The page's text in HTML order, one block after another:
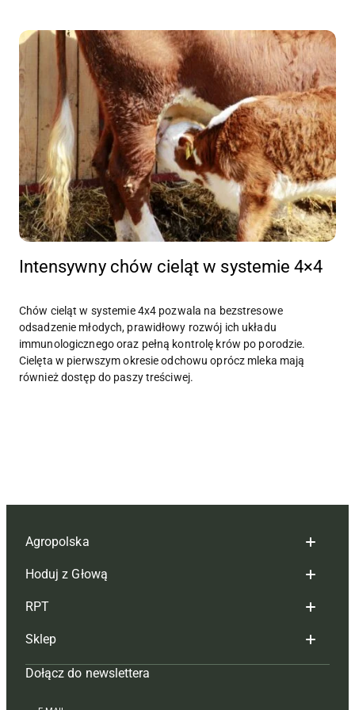
Intensywny chów cieląt w systemie 4×4
Chów cieląt w systemie 4x4 pozwala na bezstresowe
odsadzenie młodych, prawidłowy rozwój ich układu
immunologicznego oraz pełną kontrolę krów po porodzie.
Cielęta w pierwszym okresie odchowu oprócz mleka mają
również dostęp do paszy treściwej.
Agropolska
Redakcja
Reklama
Tagi
Mapa serwisu
Kontakt
Hoduj z Głową
Hoduj z głową bydło
Hoduj z głową świnie
Prenumerata
RPT
Redakcja
Prenumerata
Sklep
Czasopisma i prenumerata
Dołącz do newslettera